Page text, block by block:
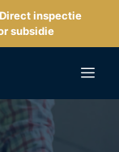
inspectie
subsidie